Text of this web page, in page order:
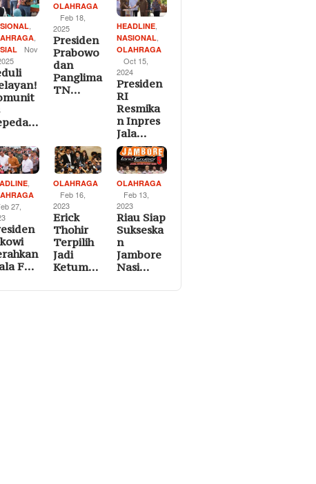
Nov
OLAHRAGA
Feb 18,
2025
Presiden
Prabowo
dan
Panglima
TN…
HEADLINE
NASIONAL
OLAHRAGA
Oct 15,
2024
Presiden
RI
Resmika
n Inpres
Jala…
,
27,
F…
OLAHRAGA
Feb 16,
2023
Erick
Thohir
Terpilih
Jadi
Ketum…
OLAHRAGA
Feb 13,
2023
Riau Siap
Sukseska
n
Jambore
Nasi…